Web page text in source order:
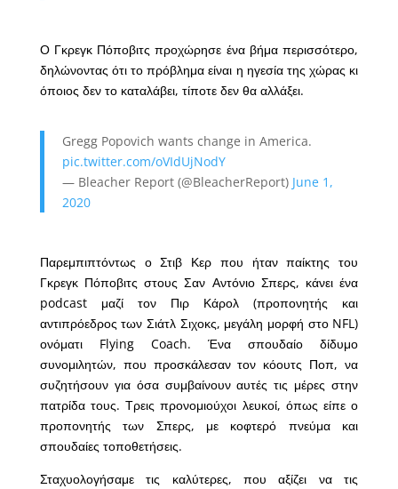
Ο Γκρεγκ Πόποβιτς προχώρησε ένα βήμα περισσότερο,
δηλώνοντας ότι το πρόβλημα είναι η ηγεσία της χώρας κι
όποιος δεν το καταλάβει, τίποτε δεν θα αλλάξει.
Gregg Popovich wants change in America.
pic.twitter.com/oVIdUjNodY
— Bleacher Report (@BleacherReport) June 1,
2020
Παρεμπιπτόντως ο Στιβ Κερ που ήταν παίκτης του
Γκρεγκ Πόποβιτς στους Σαν Αντόνιο Σπερς, κάνει ένα
podcast μαζί τον Πιρ Κάρολ (προπονητής και
αντιπρόεδρος των Σιάτλ Σιχοκς, μεγάλη μορφή στο NFL)
ονόματι Flying Coach. Ένα σπουδαίο δίδυμο
συνομιλητών, που προσκάλεσαν τον κόουτς Ποπ, να
συζητήσουν για όσα συμβαίνουν αυτές τις μέρες στην
πατρίδα τους. Τρεις προνομιούχοι λευκοί, όπως είπε ο
προπονητής των Σπερς, με κοφτερό πνεύμα και
σπουδαίες τοποθετήσεις.
Σταχυολογήσαμε τις καλύτερες, που αξίζει να τις